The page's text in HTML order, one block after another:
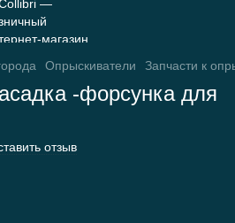
Опрыскиватели Запчасти к
-форсунка для
отзыв